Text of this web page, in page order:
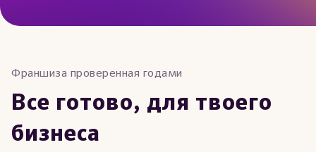
Франшиза проверенная годами
Все готово, для твоего
бизнеса